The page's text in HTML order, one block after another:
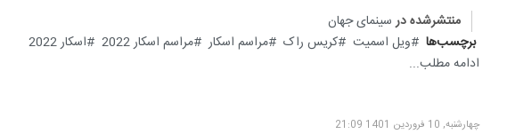
منتشرشده در سینمای جهان
برچسب‌ها
ویل اسمیت کریس راک مراسم اسکار مراسم اسکار 2022
اسکار 2022
ادامه مطلب...
چهارشنبه, 10 فروردين 1401 21:09